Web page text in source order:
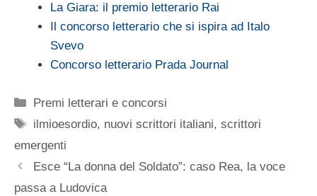
La Giara: il premio letterario Rai
Il concorso letterario che si ispira ad Italo
Svevo
Concorso letterario Prada Journal
Categorie
Premi letterari e concorsi
Tag
ilmioesordio, nuovi scrittori italiani,scrittori
emergenti
Esce “La donna del Soldato”: caso Rea, la voce
passa a Ludovica